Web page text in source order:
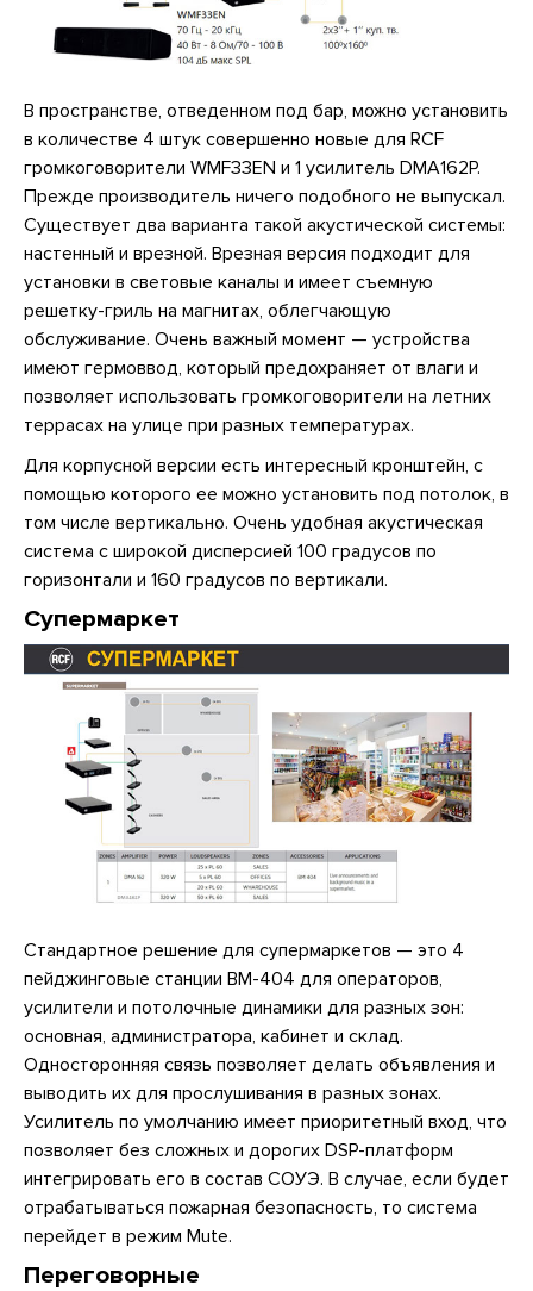
В пространстве, отведенном под бар, можно установить
в количестве 4 штук совершенно новые для RCF
громкоговорители WMF33EN и 1 усилитель DMA162P.
Прежде производитель ничего подобного не выпускал.
Существует два варианта такой акустической системы:
настенный и врезной. Врезная версия подходит для
установки в световые каналы и имеет съемную
решетку-гриль на магнитах, облегчающую
обслуживание. Очень важный момент — устройства
имеют гермоввод, который предохраняет от влаги и
позволяет использовать громкоговорители на летних
террасах на улице при разных температурах.
Для корпусной версии есть интересный кронштейн, с
помощью которого ее можно установить под потолок, в
том числе вертикально. Очень удобная акустическая
система с широкой дисперсией 100 градусов по
горизонтали и 160 градусов по вертикали.
Супермаркет
Стандартное решение для супермаркетов — это 4
пейджинговые станции BM-404 для операторов,
усилители и потолочные динамики для разных зон:
основная, администратора, кабинет и склад.
Односторонняя связь позволяет делать объявления и
выводить их для прослушивания в разных зонах.
Усилитель по умолчанию имеет приоритетный вход, что
позволяет без сложных и дорогих DSP-платформ
интегрировать его в состав СОУЭ. В случае, если будет
отрабатываться пожарная безопасность, то система
перейдет в режим Mute.
Переговорные